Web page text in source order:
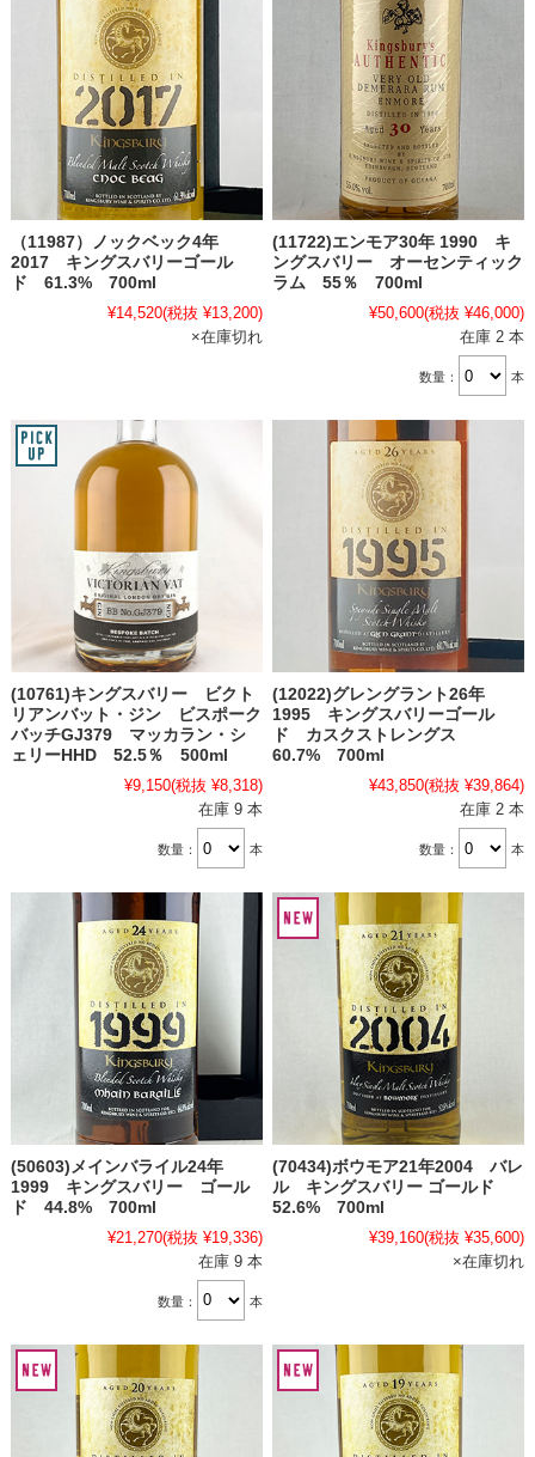
（11987）ノックベック4年
2017 キングスバリーゴール
ド 61.3% 700ml
¥14,520(税抜 ¥13,200)
×在庫切れ
(11722)エンモア30年 1990 キ
ングスバリー オーセンティック
ラム 55％ 700ml
¥50,600(税抜 ¥46,000)
在庫 2 本
数量： 本
(10761)キングスバリー ビクト
リアンバット・ジン ビスポーク
バッチGJ379 マッカラン・シ
ェリーHHD 52.5％ 500ml
¥9,150(税抜 ¥8,318)
在庫 9 本
数量： 本
(12022)グレングラント26年
1995 キングスバリーゴール
ド カスクストレングス
60.7% 700ml
¥43,850(税抜 ¥39,864)
在庫 2 本
数量： 本
(50603)メインバライル24年
1999 キングスバリー ゴール
ド 44.8% 700ml
¥21,270(税抜 ¥19,336)
在庫 9 本
数量： 本
(70434)ボウモア21年2004 バレ
ル キングスバリー ゴールド
52.6% 700ml
¥39,160(税抜 ¥35,600)
×在庫切れ